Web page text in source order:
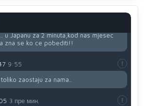
8:37
biracki mesta,za 5 minuta znaju
u Japanu za 2 minuta,kod nas mjesec
zna se ko ce pobediti!!
9:55
zaostaju za nama..
3 пре мин.